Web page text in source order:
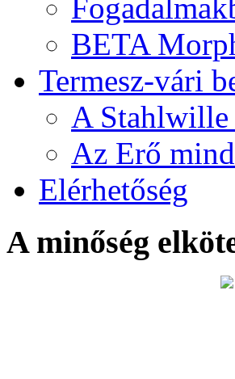
BETA
Termesz-vári
A Stahlwille
Az Erő
Elérhetőség
A minőség